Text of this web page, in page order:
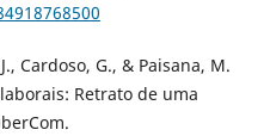
Cardoso, G., & Paisana, M.
Retrato de uma